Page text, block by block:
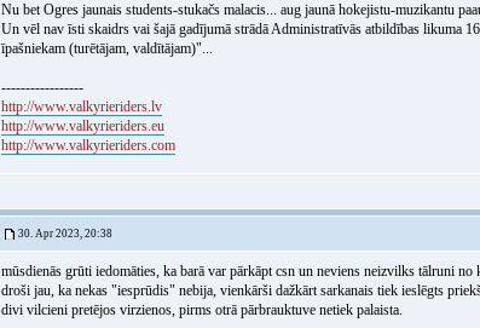
Nu bet Ogres jaunais students-stukačs malacis... aug jaunā hokejistu-muzikantu
Un vēl nav īsti skaidrs vai šajā gadījumā strādā Administratīvās atbildības likuma
īpašniekam (turētājam, valdītājam)"...
-----------------
http://www.valkyrieriders.lv
http://www.valkyrieriders.eu
http://www.valkyrieriders.com
30. Apr 2023, 20:38
mūsdienās grūti iedomāties, ka barā var pārkāpt csn un neviens neizvilks tālruni no
droši jau, ka nekas "iesprūdis" nebija, vienkārši dažkārt sarkanais tiek ieslēgts
divi vilcieni pretējos virzienos, pirms otrā pārbrauktuve netiek palaista.